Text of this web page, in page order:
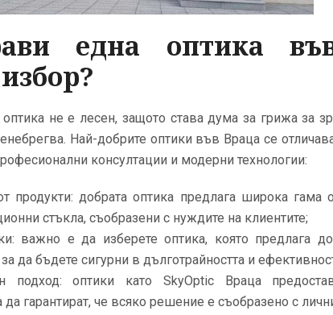
една оптика
не е лесен, защото става дума за грижа за
Най-добрите оптики във Враца се
консултации и модерни технологии:
продукти: добрата оптика предлага широка гама
стъкла, съобразени с нуждите на клиентите;
важно е да изберете оптика, която предлага
да бъдете сигурни в дълготрайността и
подход: оптики като SkyOptic Враца
да гарантират, че всяко решение е съобразено с